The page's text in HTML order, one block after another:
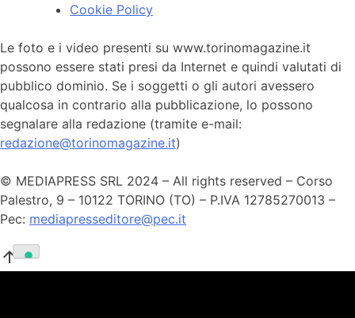
Cookie Policy
Le foto e i video presenti su www.torinomagazine.it
possono essere stati presi da Internet e quindi valutati di
pubblico dominio. Se i soggetti o gli autori avessero
qualcosa in contrario alla pubblicazione, lo possono
segnalare alla redazione (tramite e-mail:
redazione@torinomagazine.it)
© MEDIAPRESS SRL 2024 – All rights reserved – Corso
Palestro, 9 – 10122 TORINO (TO) – P.IVA 12785270013 –
Pec: mediapresseditore@pec.it
arrow_upward